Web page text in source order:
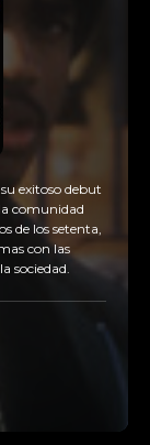
exitoso debut
comunidad
de los setenta,
con las
sociedad.